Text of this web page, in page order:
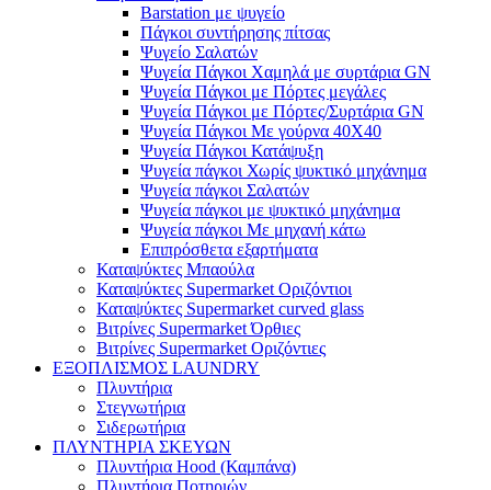
Barstation με ψυγείο
Πάγκοι συντήρησης πίτσας
Ψυγείο Σαλατών
Ψυγεία Πάγκοι Χαμηλά με συρτάρια GN
Ψυγεία Πάγκοι με Πόρτες μεγάλες
Ψυγεία Πάγκοι με Πόρτες/Συρτάρια GN
Ψυγεία Πάγκοι Με γούρνα 40Χ40
Ψυγεία Πάγκοι Κατάψυξη
Ψυγεία πάγκοι Χωρίς ψυκτικό μηχάνημα
Ψυγεία πάγκοι Σαλατών
Ψυγεία πάγκοι με ψυκτικό μηχάνημα
Ψυγεία πάγκοι Με μηχανή κάτω
Επιπρόσθετα εξαρτήματα
Καταψύκτες Μπαούλα
Καταψύκτες Supermarket Οριζόντιοι
Καταψύκτες Supermarket curved glass
Βιτρίνες Supermarket Όρθιες
Βιτρίνες Supermarket Οριζόντιες
ΕΞΟΠΛΙΣΜΟΣ LAUNDRY
Πλυντήρια
Στεγνωτήρια
Σιδερωτήρια
ΠΛΥΝΤΗΡΙΑ ΣΚΕΥΩΝ
Πλυντήρια Hood (Καμπάνα)
Πλυντήρια Ποτηριών